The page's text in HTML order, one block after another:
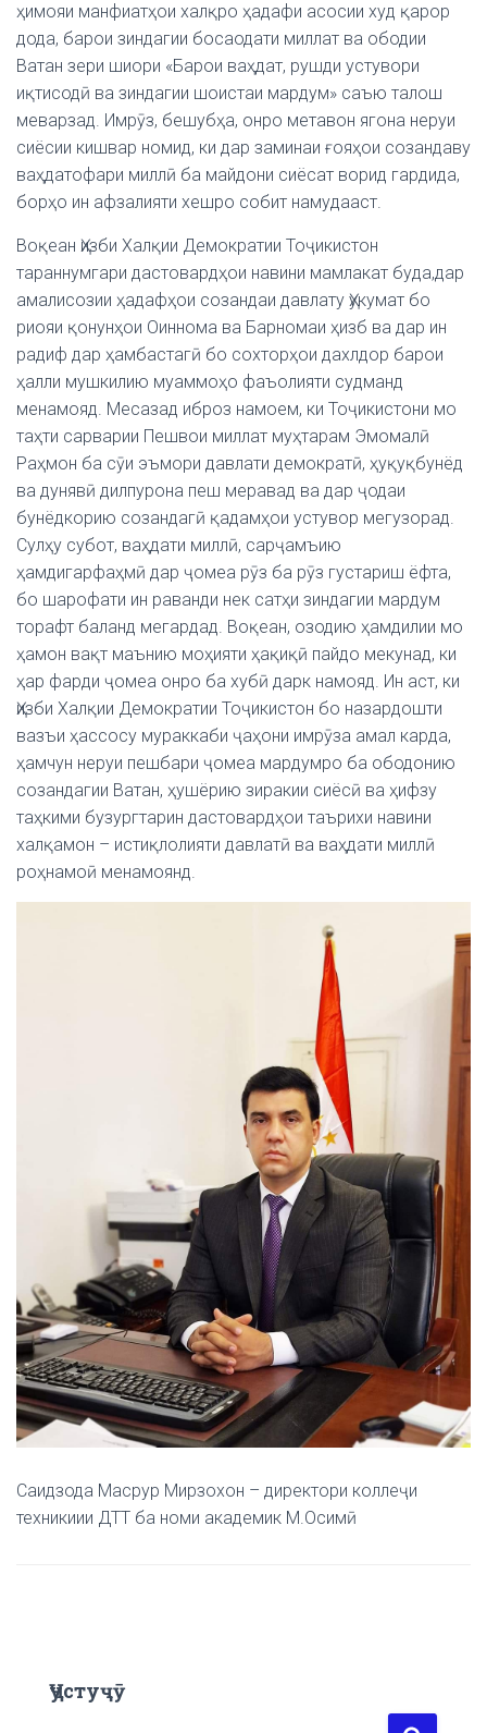
ҳимояи манфиатҳои халқро ҳадафи асосии худ қарор
дода, барои зиндагии босаодати миллат ва ободии
Ватан зери шиори «Барои ваҳдат, рушди устувори
иқтисодӣ ва зиндагии шоистаи мардум» саъю талош
меварзад. Имрӯз, бешубҳа, онро метавон ягона неруи
сиёсии кишвар номид, ки дар заминаи ғояҳои созандаву
ваҳдатофари миллӣ ба майдони сиёсат ворид гардида,
борҳо ин афзалияти хешро собит намудааст.
Воқеан Ҳизби Халқии Демократии Тоҷикистон
тараннумгари дастовардҳои навини мамлакат буда,дар
амалисозии ҳадафҳои созандаи давлату Ҳукумат бо
риояи қонунҳои Оиннома ва Барномаи ҳизб ва дар ин
радиф дар ҳамбастагӣ бо сохторҳои дахлдор барои
ҳалли мушкилию муаммоҳо фаъолияти судманд
менамояд. Месазад иброз намоем, ки Тоҷикистони мо
таҳти сарварии Пешвои миллат муҳтарам Эмомалӣ
Раҳмон ба сӯи эъмори давлати демократӣ, ҳуқуқбунёд
ва дунявӣ дилпурона пеш меравад ва дар ҷодаи
бунёдкорию созандагӣ қадамҳои устувор мегузорад.
Сулҳу субот, ваҳдати миллӣ, сарҷамъию
ҳамдигарфаҳмӣ дар ҷомеа рӯз ба рӯз густариш ёфта,
бо шарофати ин раванди нек сатҳи зиндагии мардум
торафт баланд мегардад. Воқеан, озодию ҳамдилии мо
ҳамон вақт маънию моҳияти ҳақиқӣ пайдо мекунад, ки
ҳар фарди ҷомеа онро ба хубӣ дарк намояд. Ин аст, ки
Ҳизби Халқии Демократии Тоҷикистон бо назардошти
вазъи ҳассосу мураккаби ҷаҳони имрӯза амал карда,
ҳамчун неруи пешбари ҷомеа мардумро ба ободонию
созандагии Ватан, ҳушёрию зиракии сиёсӣ ва ҳифзу
таҳкими бузургтарин дастовардҳои таърихи навини
халқамон – истиқлолияти давлатӣ ва ваҳдати миллӣ
роҳнамоӣ менамоянд.
Саидзода Масрур Мирзохон – директори коллеҷи
техникиии ДТТ ба номи академик М.Осимӣ
Ҷустуҷӯ